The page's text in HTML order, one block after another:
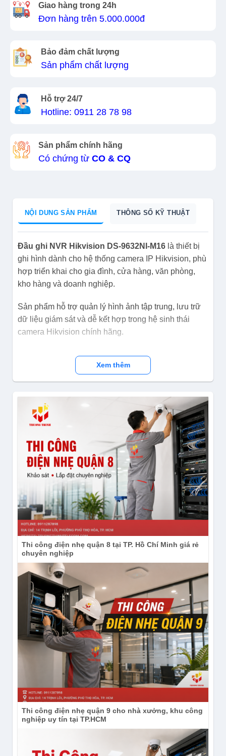
Giao hàng trong 24h
Đơn hàng trên 5.000.000đ
Bảo đảm chất lượng
Sản phẩm chất lượng
Hỗ trợ 24/7
Hotline: 0911 28 78 98
Sản phẩm chính hãng
Có chứng từ CO & CQ
NỘI DUNG SẢN PHẨM THÔNG SỐ KỸ THUẬT
Đầu ghi NVR Hikvision DS-9632NI-M16là thiết bị
ghi hình dành cho hệ thống camera IP Hikvision, phù
hợp triển khai cho gia đình, cửa hàng, văn phòng,
kho hàng và doanh nghiệp.
Sản phẩm hỗ trợ quản lý hình ảnh tập trung, lưu trữ
dữ liệu giám sát và dễ kết hợp trong hệ sinh thái
camera Hikvision chính hãng.
Xem thêm
Thi công điện nhẹ quận 8 tại TP. Hồ Chí Minh giá rẻ
chuyên nghiệp
Thi công điện nhẹ quận 9 cho nhà xưởng, khu công
nghiệp uy tín tại TP.HCM